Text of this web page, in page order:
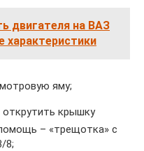
двигателя на ВАЗ
характеристики
яму;
крышку
– «трещотка» с
8;